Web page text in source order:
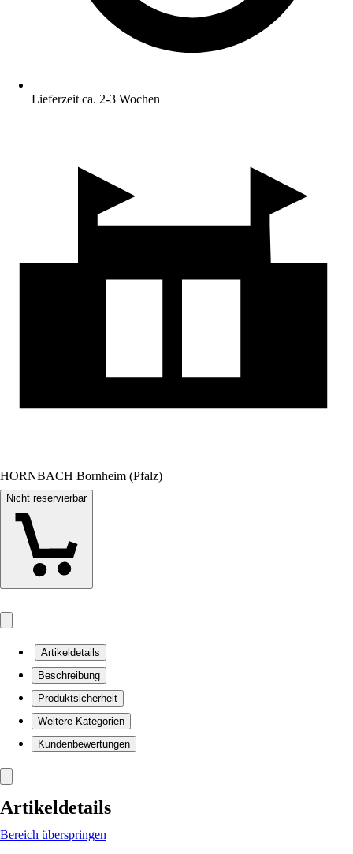
Lieferzeit ca. 2-3 Wochen
HORNBACH Bornheim (Pfalz)
Nicht reservierbar
Artikeldetails
Beschreibung
Produktsicherheit
Weitere Kategorien
Kundenbewertungen
Artikeldetails
Bereich überspringen